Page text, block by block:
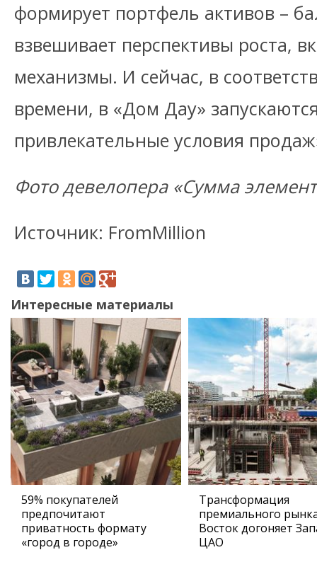
формирует портфель активов –
взвешивает перспективы роста,
механизмы. И сейчас, в
времени, в «Дом Дау»
привлекательные условия
Фото девелопера «Сумма
Источник: FromMillion
Интересные материалы
59% покупателей
предпочитают
приватность формату
«город в городе»
Трансформация
премиального
Восток догоняет
ЦАО